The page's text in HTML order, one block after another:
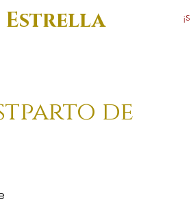
Estrella
de